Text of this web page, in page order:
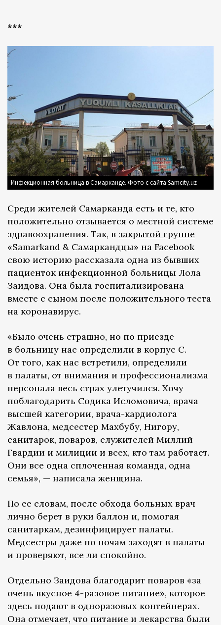
***
Инфекционная больница в Самарканде. Фото с сайта Samcity.uz
Среди жителей Самарканда есть и те, кто
положительно отзывается о местной системе
здравоохранения. Так, в закрытой группе
«Samarkand & Самаркандцы» на Facebook
свою историю рассказала одна из бывших
пациенток инфекционной больницы Лола
Заидова. Она была госпитализирована
вместе с сыном после положительного теста
на коронавирус.
«Было очень страшно, но по приезде
в больницу нас определили в корпус С.
От того, как нас встретили, определили
в палаты, от внимания и профессионализма
персонала весь страх улетучился. Хочу
поблагодарить Содика Исломовича, врача
высшей категории, врача-кардиолога
Жавлона, медсестер Махбубу, Нигору,
санитарок, поваров, служителей Миллий
Гвардии и милиции и всех, кто там работает.
Они все одна сплоченная команда, одна
семья», — написала женщина.
По ее словам, после обхода больных врач
лично берет в руки баллон и, помогая
санитаркам, дезинфицирует палаты.
Медсестры даже по ночам заходят в палаты
и проверяют, все ли спокойно.
Отдельно Заидова благодарит поваров «за
очень вкусное 4-разовое питание», которое
здесь подают в одноразовых контейнерах.
Она отмечает, что питание и лекарства были